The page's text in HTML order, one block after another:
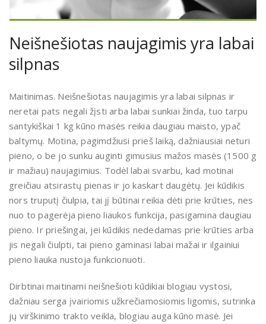
Neišnešiotas naujagimis yra labai
silpnas
Maitinimas. Neišnešiotas naujagimis yra labai silpnas ir
neretai pats negali žįsti arba labai sunkiai žinda, tuo tarpu
santykiškai 1 kg kūno masės reikia daugiau maisto, ypač
baltymų. Motina, pagimdžiusi prieš laiką, dažniausiai neturi
pieno, o be jo sunku auginti gimusius mažos masės (1500 g
ir mažiau) naujagimius. Todėl labai svarbu, kad motinai
greičiau atsirastų pienas ir jo kaskart daugėtų. Jei kūdikis
nors truputį čiulpia, tai jį būtinai reikia dėti prie krūties, nes
nuo to pagerėja pieno liaukos funkcija, pasigamina daugiau
pieno. Ir priešingai, jei kūdikis nededamas prie krūties arba
jis negali čiulpti, tai pieno gaminasi labai mažai ir ilgainiui
pieno liauka nustoja funkcionuoti.
Dirbtinai maitinami neišnešioti kūdikiai blogiau vystosi,
dažniau serga įvairiomis užkrečiamosiomis ligomis, sutrinka
jų virškinimo trakto veikla, blogiau auga kūno masė. Jei